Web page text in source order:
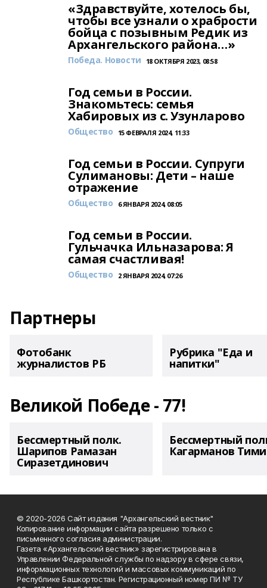
«Здравствуйте, хотелось бы,
чтобы все узнали о храбрости
бойца с позывным Редик из
Архангельского района…»
Победа. Новости 18 ОКТЯБРЯ 2023, 08:58
Год семьи в России.
Знакомьтесь: семья
Хабировых из с. Узунларово
Общество 15 ФЕВРАЛЯ 2024, 11:33
Год семьи в России. Супруги
Сулимановы: Дети – наше
отражение
Общество 6 ЯНВАРЯ 2024, 08:05
Год семьи в России.
Гульчачка Ильназарова: Я
самая счастливая!
Общество 2 ЯНВАРЯ 2024, 07:26
Партнеры
Фотобанк
журналистов РБ
Рубрика "Еда и
напитки"
Великой Победе - 77!
Бессмертный полк.
Шарипов Рамазан
Сиразетдинович
Бессмертный
Кагарманов
© 2020-2026 Сайт издания "Архангельский вестник"
Копирование информации сайта разрешено только с
письменного согласия администрации.
Газета «Архангельский вестник» зарегистрирована в
Управлении Федеральной службы по надзору в сфере связи,
информационных технологий и массовых коммуникаций по
Республике Башкортостан. Регистрационный номер ПИ № ТУ